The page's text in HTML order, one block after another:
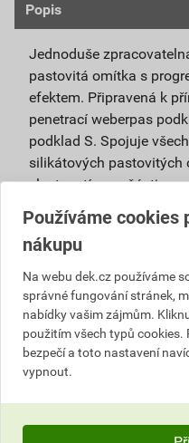
Popis
Jednoduše
pastovitá omítka s
efektem. Připravená k
penetrací weberpas
podklad S. Spojuje
silikátových pastovitých
vlastností nanočástic se
vlastnosti obou omítek
Je vhodná pro
na vlhké zdivo.
Použitím
extraClean se
fasády a
údržbu.
vlivem proudění
Používáme cookies
nákupu
Na webu dek.cz používáme
správné fungování stránek,
nabídky vašim zájmům.
použitím všech typů
bezpečí a toto nastavení
vypnout.